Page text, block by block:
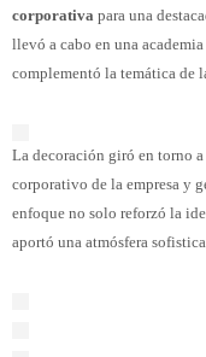
corporativa para una
llevó a cabo en una
complementó la temática de
La decoración giró en torno
corporativo de la empresa y
enfoque no solo reforzó la
aportó una atmósfera